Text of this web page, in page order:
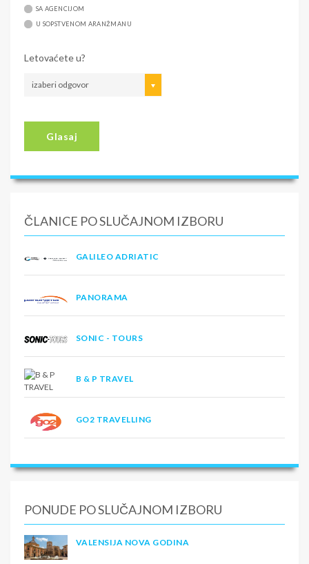
SA AGENCIJOM
U SOPSTVENOM ARANŽMANU
Letovaćete u?
izaberi odgovor
Glasaj
ČLANICE PO SLUČAJNOM IZBORU
GALILEO ADRIATIC
PANORAMA
SONIC - TOURS
B & P TRAVEL
GO2 TRAVELLING
PONUDE PO SLUČAJNOM IZBORU
VALENSIJA NOVA GODINA